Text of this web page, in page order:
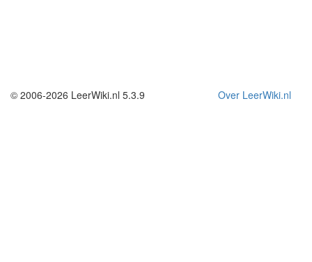
Over LeerWiki.nl
© 2006-2026 LeerWiki.nl 5.3.9